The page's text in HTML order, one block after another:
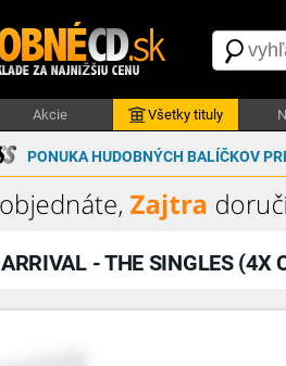
Akcie Všetky tituly
PONUKA HUDOBNÝCH BALÍČKOV
ARRIVAL - THE SINGLES (4X